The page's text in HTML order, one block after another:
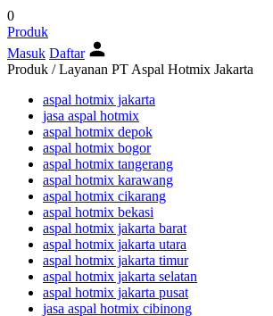
0
Produk
Masuk Daftar
Produk / Layanan PT Aspal Hotmix Jakarta
aspal hotmix jakarta
jasa aspal hotmix
aspal hotmix depok
aspal hotmix bogor
aspal hotmix tangerang
aspal hotmix karawang
aspal hotmix cikarang
aspal hotmix bekasi
aspal hotmix jakarta barat
aspal hotmix jakarta utara
aspal hotmix jakarta timur
aspal hotmix jakarta selatan
aspal hotmix jakarta pusat
jasa aspal hotmix cibinong